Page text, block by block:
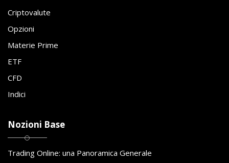
Criptovalute
Opzioni
Materie Prime
ETF
CFD
Indici
Nozioni Base
Trading Online: una Panoramica Generale